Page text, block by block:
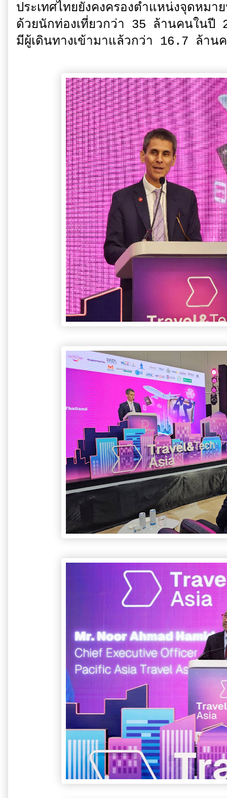
ประเทศไทยยังคงครองตำแหน่งจุดหม
ด้วยนักท่องเที่ยวกว่า 35 ล้านคนในปี
มีผู้เดินทางเข้ามาแล้วกว่า 16.7 ล้